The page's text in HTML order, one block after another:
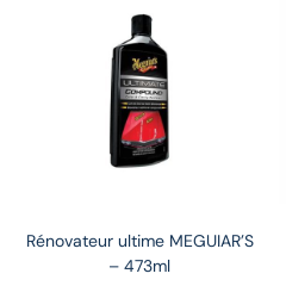
Rénovateur ultime MEGUIAR’S
– 473ml